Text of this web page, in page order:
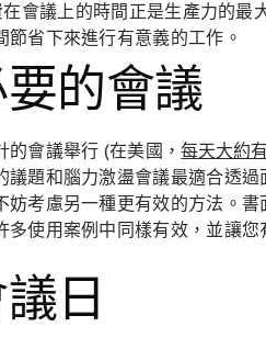
在會議上的時間正是生產力的
省下來進行有意義的工作。
的會議
的會議舉行 (在美國，每天大約
議題和腦力激盪會議最適合透
妨考慮另一種更有效的方法。書
多使用案例中同樣有效，並讓您
日